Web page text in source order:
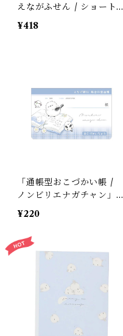
えながふせん / ショート
ケーキ」シマエナガinスイ
ーツのダイカット付箋 /
¥418
「通帳型おこづかい帳 /
ノンビリエナガチャン」ノ
ートでお昼寝シマエナガ /
クラックス＊パステルブル
ー【生産終了・在庫限り】
¥220